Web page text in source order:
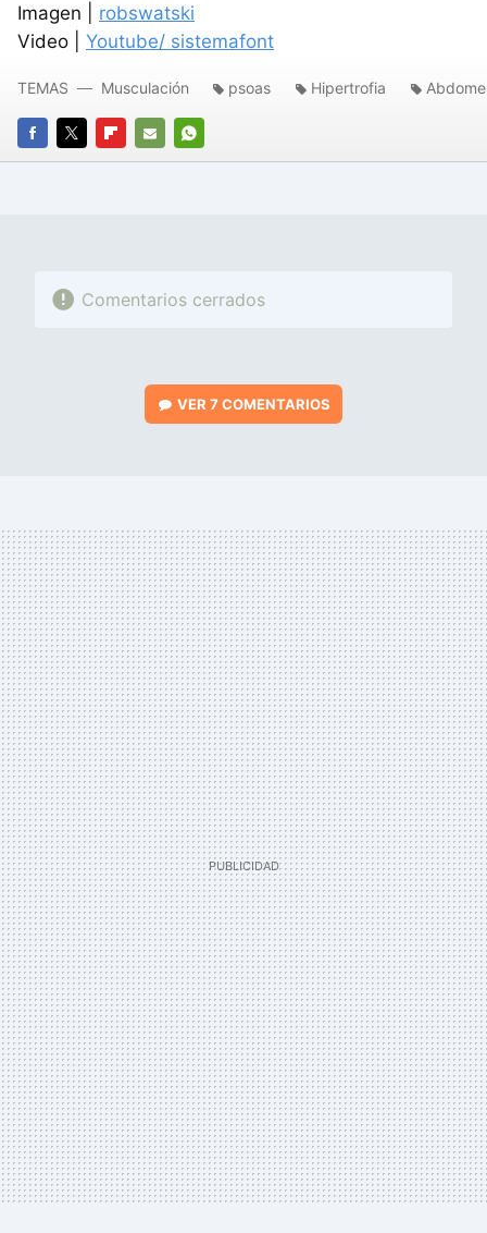
Imagen | robswatski
Video | Youtube/ sistemafont
FACEBOOK
TWITTERFLIPBOARD
E-
WHATSAPP
TEMAS Musculación psoas Hipertrofia
Comentarios cerrados
VER7 COMENTARIOS